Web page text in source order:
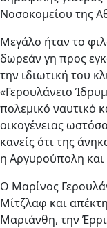
Νοσοκομείου της
Μεγάλο ήταν το
δωρεάν γη προς
την ιδιωτική του
«Γερουλάνειο
πολεμικό ναυτικό
οικογένειας
κανείς ότι της
η Αργυρούπολη
Ο Μαρίνος
Μίτζλαφ και
Μαριάνθη, την